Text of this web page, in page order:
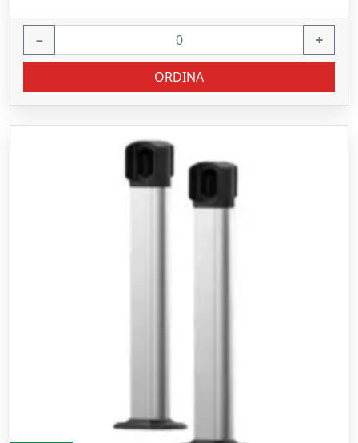
− +
ORDINA